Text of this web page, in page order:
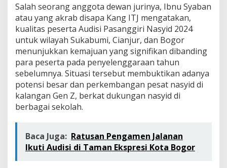
Salah seorang anggota dewan jurinya, Ibnu Syaban
atau yang akrab disapa Kang ITJ mengatakan,
kualitas peserta Audisi Pasanggiri Nasyid 2024
untuk wilayah Sukabumi, Cianjur, dan Bogor
menunjukkan kemajuan yang signifikan dibanding
para peserta pada penyelenggaraan tahun
sebelumnya. Situasi tersebut membuktikan adanya
potensi besar dan perkembangan pesat nasyid di
kalangan Gen Z, berkat dukungan nasyid di
berbagai sekolah.
Baca Juga: Ratusan Pengamen Jalanan
Ikuti Audisi di Taman Ekspresi Kota Bogor